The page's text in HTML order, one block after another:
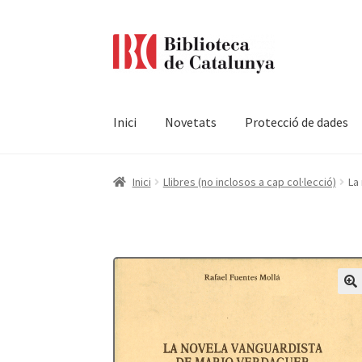
Inici Novetats Protecció de dades
Pàgina d'inici Accessibilitat Cistella El meu
Inici Llibres (no inclosos a cap col·lecció)